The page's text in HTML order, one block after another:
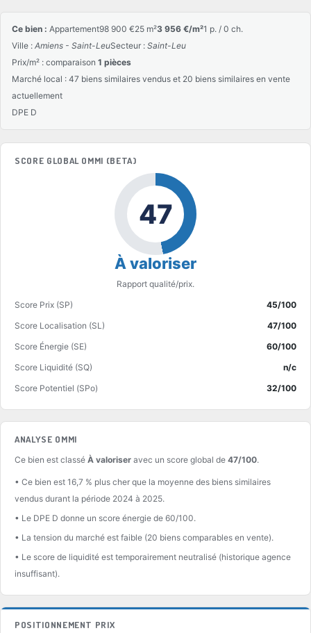
Ce bien : Appartement98 900 €25 m²3 956 €/m²1 p. / 0 ch.
Ville : Amiens - Saint-LeuSecteur : Saint-Leu
Prix/m² : comparaison 1 pièces
Marché local : 47 biens similaires vendus et 20 biens similaires en vente
actuellement
DPE D
SCORE GLOBAL OMMI (BETA)
47
À valoriser
Rapport qualité/prix.
Score Prix (SP)
45/100
Score Localisation (SL)
47/100
Score Énergie (SE)
60/100
Score Liquidité (SQ)
n/c
Score Potentiel (SPo)
32/100
ANALYSE OMMI
Ce bien est classé À valoriser avec un score global de 47/100.
• Ce bien est 16,7 % plus cher que la moyenne des biens similaires
vendus durant la période 2024 à 2025.
• Le DPE D donne un score énergie de 60/100.
• La tension du marché est faible (20 biens comparables en vente).
• Le score de liquidité est temporairement neutralisé (historique agence
insuffisant).
POSITIONNEMENT PRIX